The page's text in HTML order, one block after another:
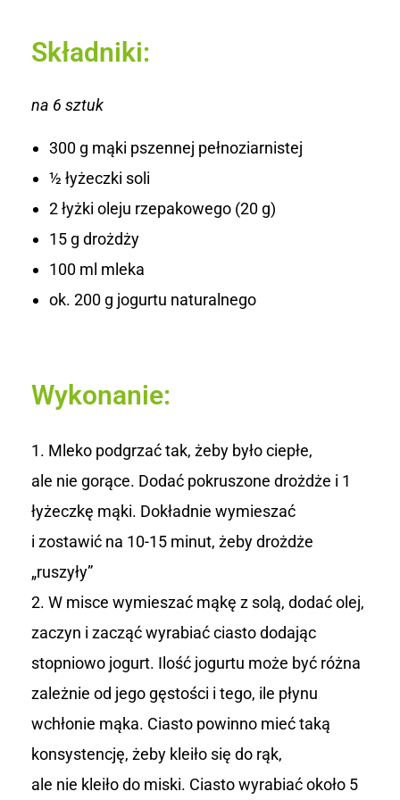
Składniki:
na 6 sztuk
300 g mąki pszennej pełnoziarnistej
½ łyżeczki soli
2 łyżki oleju rzepakowego (20 g)
15 g drożdży
100 ml mleka
ok. 200 g jogurtu naturalnego
Wykonanie:
Mleko podgrzać tak, żeby było ciepłe,
ale nie gorące. Dodać pokruszone drożdże i 1
łyżeczkę mąki. Dokładnie wymieszać
i zostawić na 10-15 minut, żeby drożdże
„ruszyły”
W misce wymieszać mąkę z solą, dodać olej,
zaczyn i zacząć wyrabiać ciasto dodając
stopniowo jogurt. Ilość jogurtu może być różna
zależnie od jego gęstości i tego, ile płynu
wchłonie mąka. Ciasto powinno mieć taką
konsystencję, żeby kleiło się do rąk,
ale nie kleiło do miski. Ciasto wyrabiać około 5